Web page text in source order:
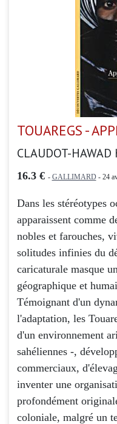
TOUAREGS -
CLAUDOT-HAWAD
16.3 € - GALLIMARD- 24
Dans les stéréotypes
apparaissent comme
nobles et farouches,
solitudes infinies du
caricaturale masque
géographique et
Témoignant d'un
l'adaptation, les
d'un environnement
sahéliennes -,
commerciaux,
inventer une
profondément
coloniale, malgré un